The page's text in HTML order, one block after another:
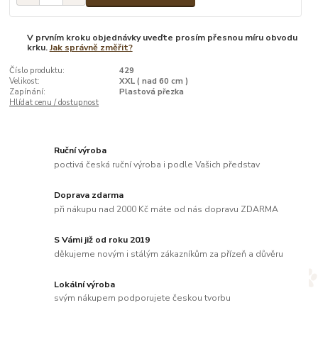
V prvním kroku objednávky uveďte prosím přesnou míru obvodu
krku.Jak správně změřit?
Číslo produktu:
429
Velikost:
XXL ( nad 60 cm )
Zapínání:
Plastová přezka
Hlídat cenu / dostupnost
Ruční výroba
poctivá česká ruční výroba i podle Vašich představ
Doprava zdarma
při nákupu nad 2000 Kč máte od nás dopravu ZDARMA
S Vámi již od roku 2019
děkujeme novým i stálým zákazníkům za přízeň a důvěru
Lokální výroba
svým nákupem podporujete českou tvorbu